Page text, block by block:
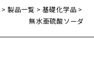
製品一覧
基礎化学品
無水亜硫酸ソーダ